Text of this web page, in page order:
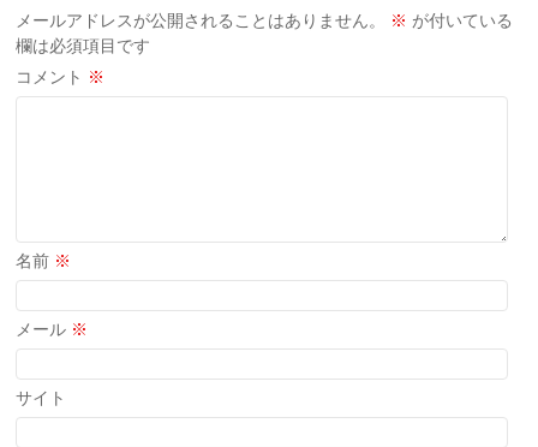
メールアドレスが公開されることはありません。 ※ が付いている
欄は必須項目です
コメント ※
名前 ※
メール ※
サイト